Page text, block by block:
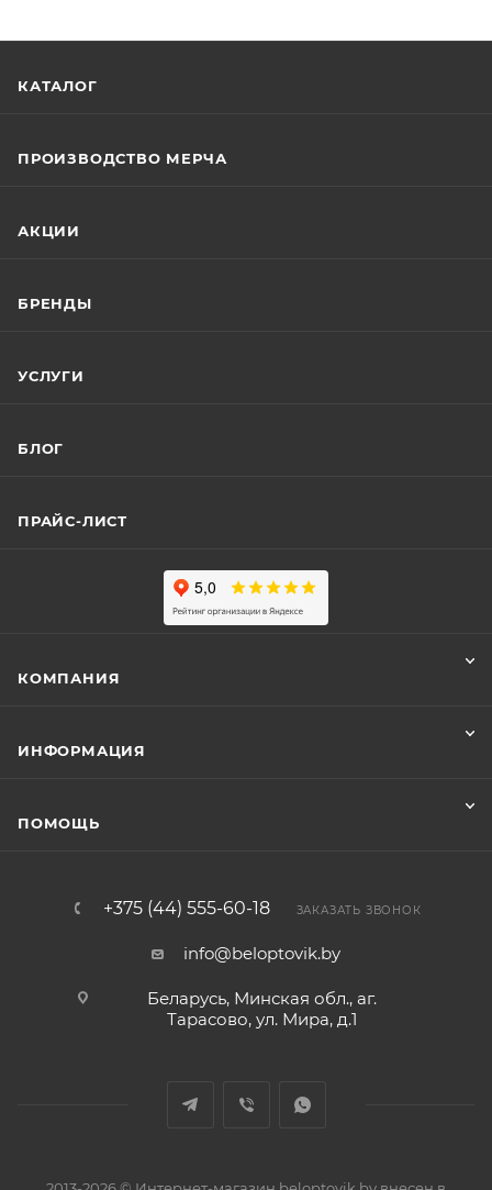
КАТАЛОГ
ПРОИЗВОДСТВО МЕРЧА
АКЦИИ
БРЕНДЫ
УСЛУГИ
БЛОГ
ПРАЙС-ЛИСТ
КОМПАНИЯ
ИНФОРМАЦИЯ
ПОМОЩЬ
+375 (44) 555-60-18 ЗАКАЗАТЬ ЗВОНОК
info@beloptovik.by
Беларусь, Минская обл., аг.
Тарасово, ул. Мира, д.1